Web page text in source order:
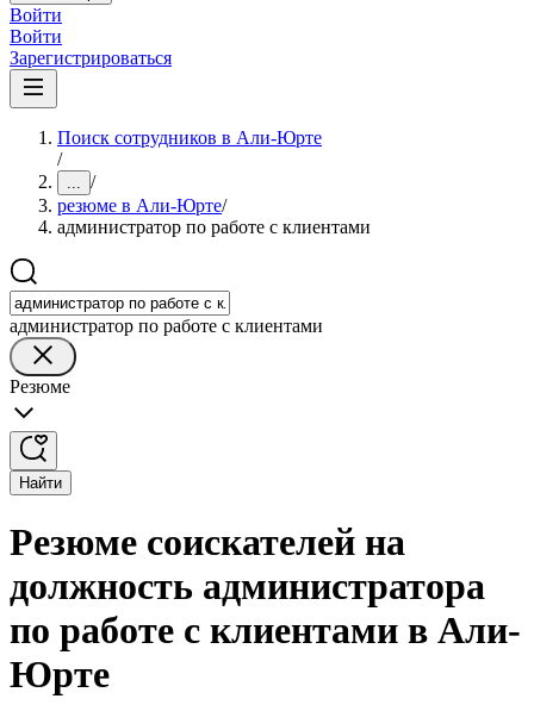
Войти
Войти
Зарегистрироваться
Поиск сотрудников в Али-Юрте
/
... /
резюме в Али-Юрте/
администратор по работе с клиентами
администратор по работе с клиентами
Резюме
Найти
Резюме соискателей на
должность администратора
по работе с клиентами в Али-
Юрте